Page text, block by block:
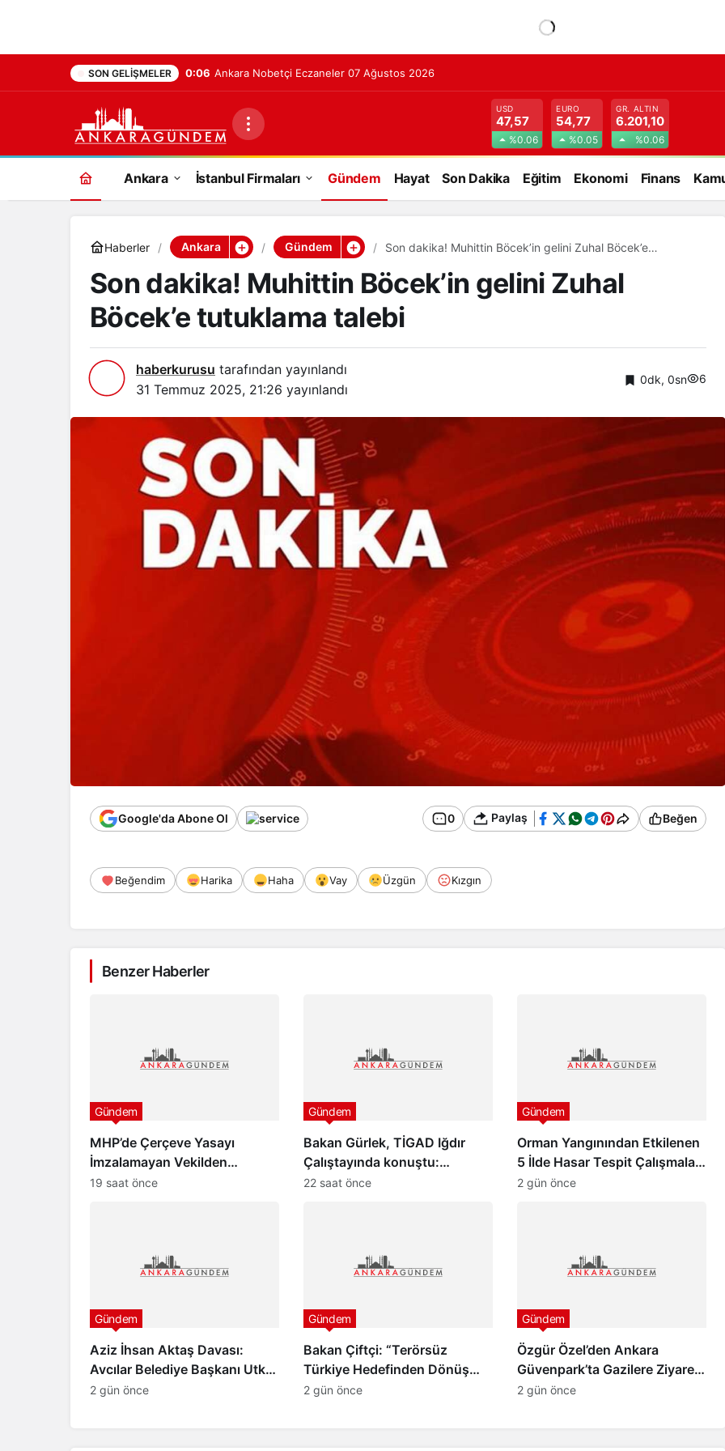
SON GELIŞMELER 0:06 Ankara Nobetçi Eczaneler 07 Ağustos 2026
USD
47,57
%0.06
EURO
54,77
%0.05
GR. ALTIN
6.201,10
%0.06
Ankara İstanbul Firmaları Gündem Hayat Son Dakika Eğitim Ekonomi Finans
Haberler Ankara Gündem
Son dakika! Muhittin Böcek’in gelini Zuhal Böcek’e
Son dakika! Muhittin Böcek’in gelini Zuhal
Böcek’e tutuklama talebi
haberkurusu tarafından yayınlandı
31 Temmuz 2025, 21:26 yayınlandı
0dk, 0sn 6
Google'da Abone Ol 0 Paylaş Beğen
Beğendim Harika Haha Vay Üzgün Kızgın
Benzer Haberler
MHP’de Çerçeve Yasayı
İmzalamayan Vekilden
Paylaşım
Gündem
19 saat önce
Bakan Gürlek, TİGAD Iğdır
Çalıştayında konuştu:
“Türkiye pazar günü yeni bir
Gündem
22 saat önce
Orman Yangınından Etkilenen
5 İlde Hasar Tespit Çalışmaları
Başladı
Gündem
2 gün önce
Aziz İhsan Aktaş Davası:
Avcılar Belediye Başkanı Utku
Caner Çaykara ve Özcan
Gündem
2 gün önce
Bakan Çiftçi: “Terörsüz
Türkiye Hedefinden Dönüş
Yoktur”
Gündem
2 gün önce
Özgür Özel’den Ankara
Güvenpark’ta Gazilere Ziyaret
ve “Çerçeve Yasa” Mesajı
Gündem
2 gün önce